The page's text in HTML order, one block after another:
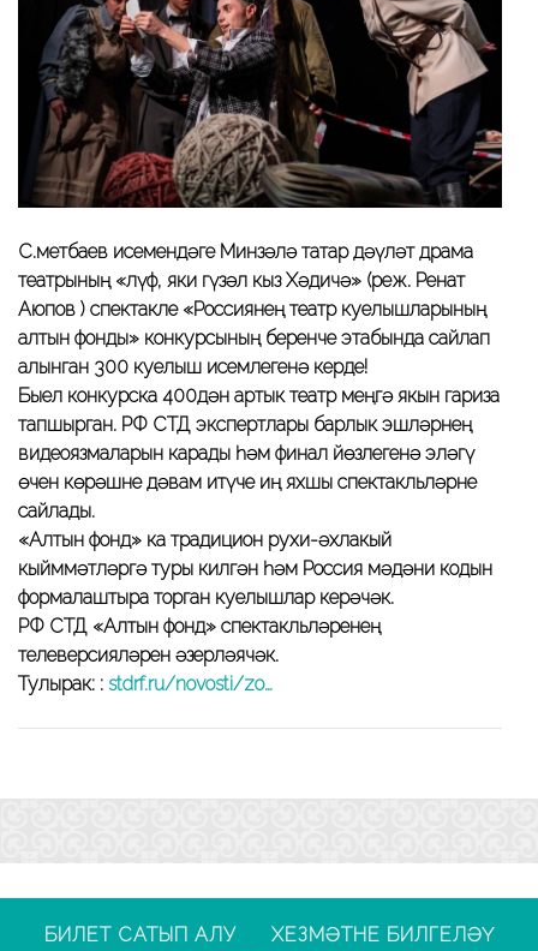
С.Өметбаев исемендәге Минзәлә татар дәүләт драма
театрының «Өлүф, яки гүзәл кыз Хәдичә» (реж. Ренат
Аюпов ) спектакле «Россиянең театр куелышларының
алтын фонды» конкурсының беренче этабында сайлап
алынган 300 куелыш исемлегенә керде!
Быел конкурска 400дән артык театр меңгә якын гариза
тапшырган. РФ СТД экспертлары барлык эшләрнең
видеоязмаларын карады һәм финал йөзлегенә эләгү
өчен көрәшне дәвам итүче иң яхшы спектакльләрне
сайлады.
«Алтын фонд» ка традицион рухи-әхлакый
кыйммәтләргә туры килгән һәм Россия мәдәни кодын
формалаштыра торган куелышлар керәчәк.
РФ СТД «Алтын фонд» спектакльләренең
телеверсияләрен әзерләячәк.
Тулырак: : stdrf.ru/novosti/zo…
БИЛЕТ САТЫП АЛУ
ХЕЗМӘТНЕ БИЛГЕЛӘҮ